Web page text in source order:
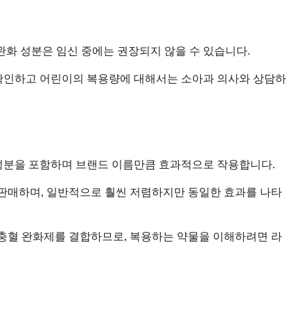
성분은 임신 중에는 권장되지 않을 수 있습니다.
하고 어린이의 복용량에 대해서는 소아과 의사와 상담하
을 포함하며 브랜드 이름만큼 효과적으로 작용합니다.
매하며, 일반적으로 훨씬 저렴하지만 동일한 효과를 나타
완화제를 결합하므로, 복용하는 약물을 이해하려면 라